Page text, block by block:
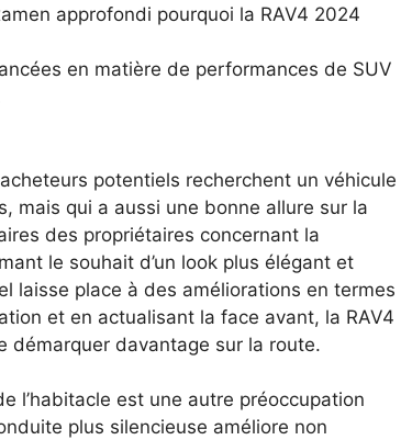
approfondi pourquoi la RAV4 2024
en matière de performances de SUV
potentiels recherchent un véhicule
mais qui a aussi une bonne allure sur la
des propriétaires concernant la
le souhait d’un look plus élégant et
laisse place à des améliorations en termes
et en actualisant la face avant, la RAV4
démarquer davantage sur la route.
l’habitacle est une autre préoccupation
plus silencieuse améliore non